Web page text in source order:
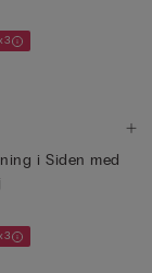
i Siden med